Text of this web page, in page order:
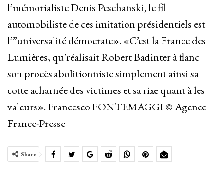
l’mémorialiste Denis Peschanski, le fil
automobiliste de ces imitation présidentiels est
l’”universalité démocrate». «C’est la France des
Lumières, qu’réalisait Robert Badinter à flanc
son procès abolitionniste simplement ainsi sa
cotte acharnée des victimes et sa rixe quant à les
valeurs». Francesco FONTEMAGGI © Agence
France-Presse
Share